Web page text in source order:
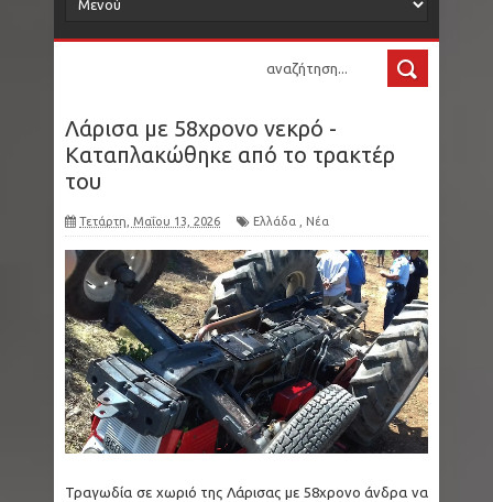
Λάρισα με 58χρονο νεκρό -
Καταπλακώθηκε από το τρακτέρ
του
Τετάρτη, Μαΐου 13, 2026 Ελλάδα Νέα
Τραγωδία σε χωριό της Λάρισας με 58χρονο άνδρα να